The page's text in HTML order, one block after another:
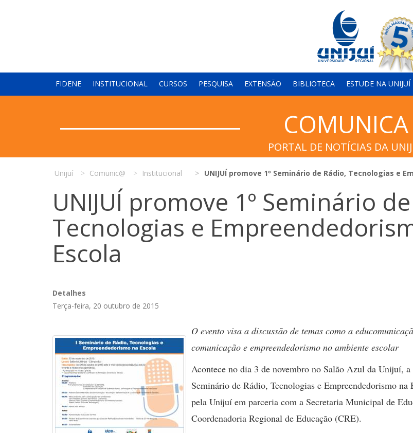
FIDENE INSTITUCIONAL CURSOS PESQUISA EXTENSÃO BIBLIOTECA ESTUDE NA UNIJUÍ
COMUNICA
PORTAL DE NOTÍCIAS DA
Unijuí Comunic@ Institucional UNIJUÍ promove 1º Seminário de Rádio, Tecnologias e
UNIJUÍ promove 1º Seminário
Tecnologias e
Escola
Detalhes
Terça-feira, 20 outubro de 2015
O evento visa a discussão de temas como a
comunicação e empreendedorismo no ambiente escolar
Acontece no dia 3 de novembro no Salão Azul da Unijuí,
Seminário de Rádio, Tecnologias e Empreendedorismo na
pela Unijuí em parceria com a Secretaria Municipal de
Coordenadoria Regional de Educação (CRE).